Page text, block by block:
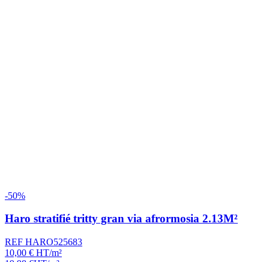
-50%
Haro stratifié tritty gran via afrormosia 2.13M²
REF HARO525683
10,00 € HT/m²